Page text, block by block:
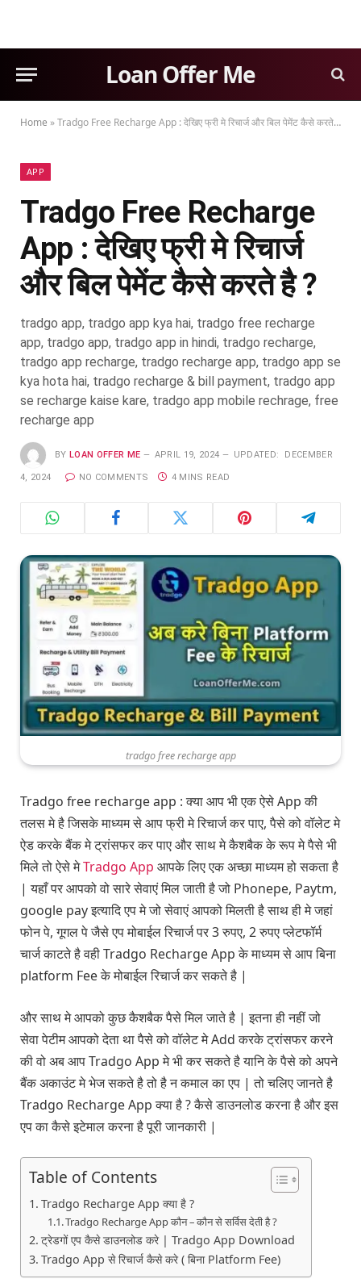
Loan Offer Me
Home »Tradgo Free Recharge App : देखिए फ्री मे रिचार्ज और बिल पेमेंट कैसे करते है ?
APP
Tradgo Free Recharge
App : देखिए फ्री मे रिचार्ज
और बिल पेमेंट कैसे करते है ?
tradgo app, tradgo app kya hai, tradgo free recharge
app, tradgo app, tradgo app in hindi, tradgo recharge,
tradgo app recharge, tradgo recharge app, tradgo app se
kya hota hai, tradgo recharge & bill payment, tradgo app
se recharge kaise kare, tradgo app mobile rechrage, free
recharge app
BY LOAN OFFER ME APRIL 19, 2024 UPDATED: DECEMBER
4, 2024 NO COMMENTS 4 MINS READ
tradgo free recharge app
Tradgo free recharge app : क्या आप भी एक ऐसे App की
तलस मे है जिसके माध्यम से आप फ्री मे रिचार्ज कर पाए, पैसे को वॉलेट मे
ऐड करके बैंक मे ट्रांसफर कर पाए और साथ मे कैशबैक के रूप मे पैसे भी
मिले तो ऐसे मेTradgo App आपके लिए एक अच्छा माध्यम हो सकता है
| यहाँ पर आपको वो सारे सेवाएं मिल जाती है जो Phonepe, Paytm,
google pay इत्यादि एप मे जो सेवाएं आपको मिलती है साथ ही मे जहां
फोन पे, गूगल पे जैसे एप मोबाईल रिचार्ज पर 3 रुपए, 2 रुपए प्लेटफॉर्म
चार्ज काटते है वही Tradgo Recharge App के माध्यम से आप बिना
platform Fee के मोबाईल रिचार्ज कर सकते है |
और साथ मे आपको कुछ कैशबैक पैसे मिल जाते है | इतना ही नहीं जो
सेवा पेटीम आपको देता था पैसे को वॉलेट मे Add करके ट्रांसफर करने
की वो अब आप Tradgo App मे भी कर सकते है यानि के पैसे को अपने
बैंक अकाउंट मे भेज सकते है तो है न कमाल का एप | तो चलिए जानते है
Tradgo Recharge App क्या है ? कैसे डाउनलोड करना है और इस
एप का कैसे इटेमाल करना है पूरी जानकारी |
Table of Contents
Tradgo Recharge App क्या है ?
Tradgo Recharge App कौन – कौन से सर्विस देती है ?
ट्रेडगों एप कैसे डाउनलोड करे | Tradgo App Download
Tradgo App से रिचार्ज कैसे करे ( बिना Platform Fee)